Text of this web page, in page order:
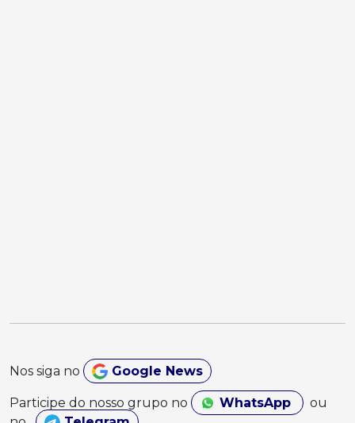
Nos siga no Google News
Participe do nosso grupo no WhatsApp
ou